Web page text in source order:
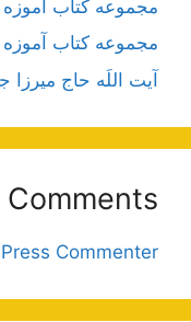
مجموعه کتاب
مجموعه کتاب
آیت اللَه حاج میرزا
Commenter